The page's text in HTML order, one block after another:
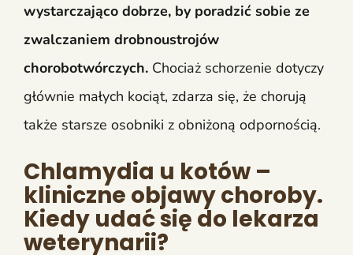
wystarczająco dobrze, by poradzić sobie ze
zwalczaniem drobnoustrojów
chorobotwórczych. Chociaż schorzenie dotyczy
głównie małych kociąt, zdarza się, że chorują
także starsze osobniki z obniżoną odpornością.
Chlamydia u kotów –
kliniczne objawy choroby.
Kiedy udać się do lekarza
weterynarii?